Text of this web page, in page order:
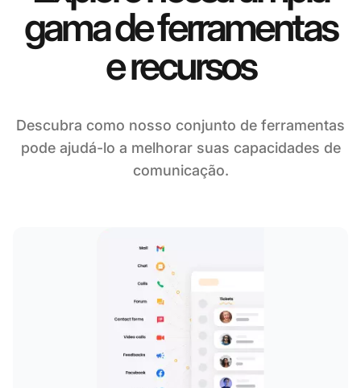
gama de ferramentas
e recursos
Descubra como nosso conjunto de ferramentas
pode ajudá-lo a melhorar suas capacidades de
comunicação.